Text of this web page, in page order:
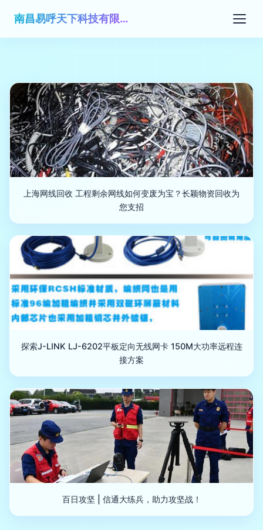
南昌易呼天下科技有限公司
上海网线回收 工程剩余网线如何变废为宝？长颖物资回收为
您支招
探索J-LINK LJ-6202平板定向无线网卡 150M大功率远程连
接方案
百日攻坚 | 信通大练兵，助力攻坚战！